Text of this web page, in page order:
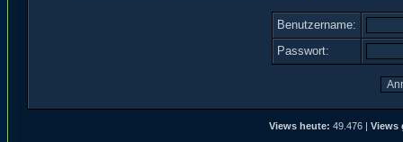
Benutzername:
Passwort:
Views heute: 49.476 | Views